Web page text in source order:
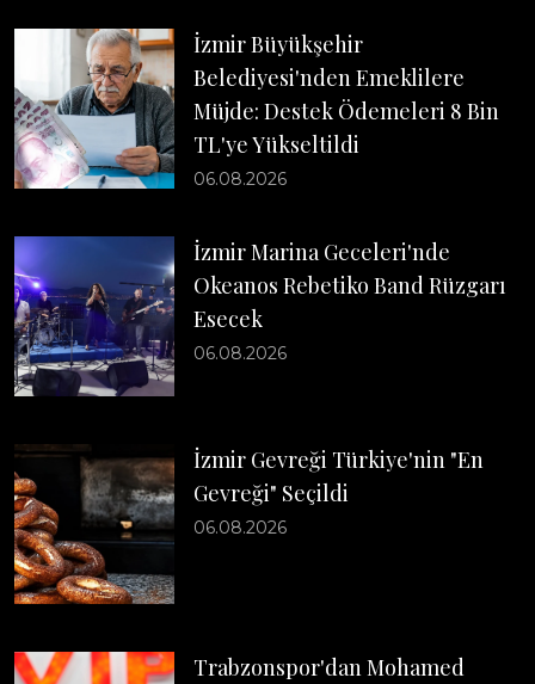
İzmir Büyükşehir
Belediyesi'nden Emeklilere
Müjde: Destek Ödemeleri 8 Bin
TL'ye Yükseltildi
06.08.2026
İzmir Marina Geceleri'nde
Okeanos Rebetiko Band Rüzgarı
Esecek
06.08.2026
İzmir Gevreği Türkiye'nin "En
Gevreği" Seçildi
06.08.2026
Trabzonspor'dan Mohamed